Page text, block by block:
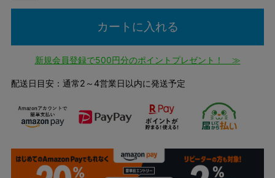
カートに入れる
新規会員登録で500円分のポイントプレゼント！ ≫
配送日目安：通常2～4営業日以内に発送予定